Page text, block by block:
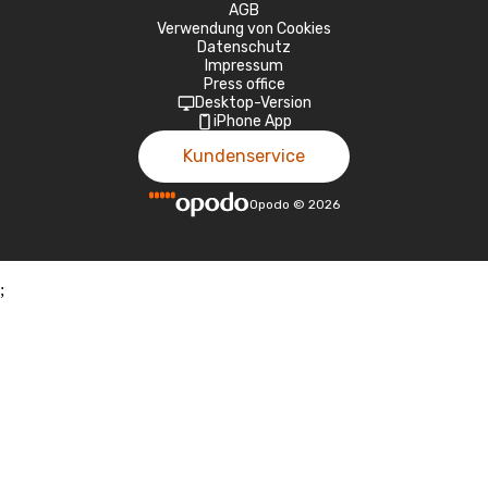
AGB
Verwendung von Cookies
Datenschutz
Impressum
Press office
Desktop-Version
iPhone App
Kundenservice
Opodo © 2026
;